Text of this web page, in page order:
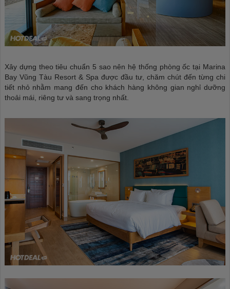
Xây dựng theo tiêu chuẩn 5 sao nên hệ thống phòng ốc tại Marina
Bay Vũng Tàu Resort & Spa được đầu tư, chăm chút đến từng chi
tiết nhỏ nhằm mang đến cho khách hàng không gian nghỉ dưỡng
thoải mái, riêng tư và sang trọng nhất.